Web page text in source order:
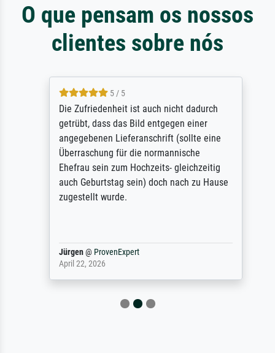
O que pensam os nossos
clientes sobre nós
5 / 5
Die Zufriedenheit ist auch nicht dadurch
getrübt, dass das Bild entgegen einer
angegebenen Lieferanschrift (sollte eine
Überraschung für die normannische
Ehefrau sein zum Hochzeits- gleichzeitig
auch Geburtstag sein) doch nach zu Hause
zugestellt wurde.
Jürgen@ProvenExpert
April 22, 2026